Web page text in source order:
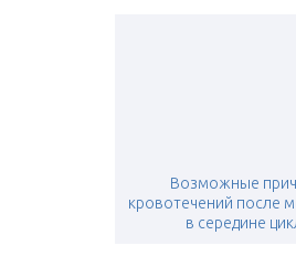
Возможные
кровотечений после
в середине